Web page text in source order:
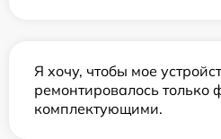
Я хочу, чтобы мое
ремонтировалось
комплектующими.